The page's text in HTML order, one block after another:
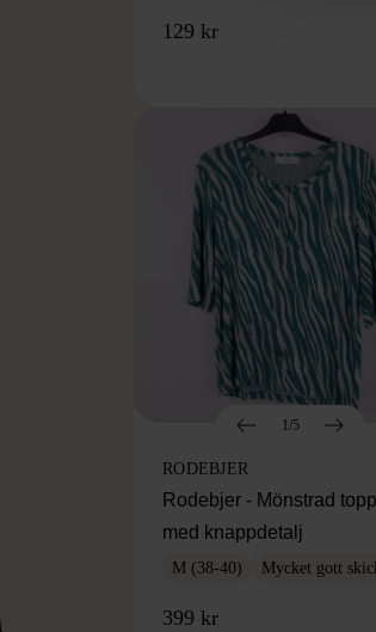
129 kr
1/5
RODEBJER
Rodebjer - Mönstrad topp
med knappdetalj
M (38-40) Mycket gott
399 kr